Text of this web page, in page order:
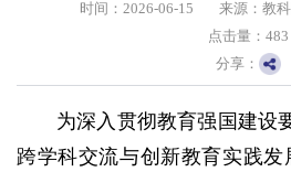
时间：2026-06-15 来源：教
点击量： 483
分享：
为深入贯彻教育强国建设
跨学科交流与创新教育实践发